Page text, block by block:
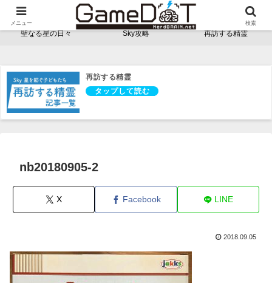
NerdBRAINゲーム支部 - ゲームドット -
聖なる星の日々 Sky攻略 再訪する精霊
再訪する精霊
nb20180905-2
X Facebook LINE
2018.09.05
メニュー 検索